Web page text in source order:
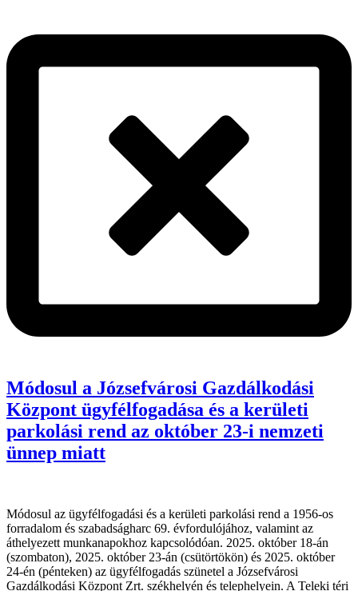
Módosul a Józsefvárosi Gazdálkodási
Központ ügyfélfogadása és a kerületi
parkolási rend az október 23-i nemzeti
ünnep miatt
Módosul az ügyfélfogadási és a kerületi parkolási rend a 1956-os
forradalom és szabadságharc 69. évfordulójához, valamint az
áthelyezett munkanapokhoz kapcsolódóan. 2025. október 18-án
(szombaton), 2025. október 23-án (csütörtökön) és 2025. október
24-én (pénteken) az ügyfélfogadás szünetel a Józsefvárosi
Gazdálkodási Központ Zrt. székhelyén és telephelyein. A Teleki téri